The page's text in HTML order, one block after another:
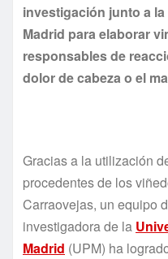
investigación junto a
Madrid para elaborar
responsables de
dolor de cabeza o el
Gracias a la utilización
procedentes de los
Carraovejas, un equipo
investigadora de la
Madrid (UPM) ha